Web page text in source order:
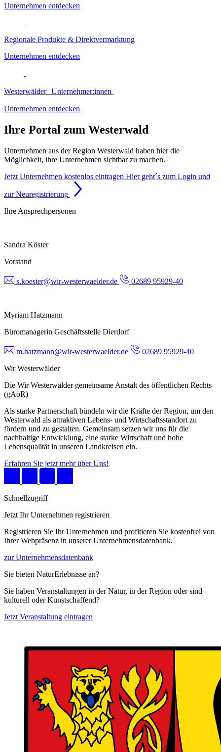
Unternehmen entdecken
Regionale Produkte & Direktvermarktung
Unternehmen entdecken
Westerwälder Unternehmer:innen
Unternehmen entdecken
Ihre Portal zum Westerwald
Unternehmen aus der Region Westerwald haben hier die
Möglichkeit, ihre Unternehmen sichtbar zu machen.
Jetzt Unternehmen kostenlos eintragen Hier geht´s zum Login und
zur Neuregistrierung
Ihre Ansprechpersonen
Sandra Köster
Vorstand
s.koester@wir-westerwaelder.de 02689 95929-40
Myriam Hatzmann
Büromanagerin Geschäftsstelle Dierdorf
m.hatzmann@wir-westerwaelder.de
02689 95929-40
Wir Westerwälder
Die Wir Westerwälder gemeinsame Anstalt des öffentlichen Rechts
(gAöR)
Als starke Partnerschaft bündeln wir die Kräfte der Region, um den
Westerwald als attraktiven Lebens- und Wirtschaftsstandort zu
fördern und zu gestalten. Gemeinsam setzen wir uns für die
nachhaltige Entwicklung, eine starke Wirtschaft und hohe
Lebensqualität in unseren Landkreisen ein.
Erfahren Sie jetzt mehr über Uns!
Schnellzugriff
Jetzt Ihr Unternehmen registrieren
Registrieren Sie Ihr Unternehmen und profitieren Sie kostenfrei von
Ihrer Webpräsenz in unserer Unternehmensdatenbank.
zur Unternehmensdatenbank
Sie bieten NaturErlebnisse an?
Sie haben Veranstaltungen in der Natur, in der Region oder sind
kulturell oder Kunstschaffend?
Jetzt Veranstaltung eintragen